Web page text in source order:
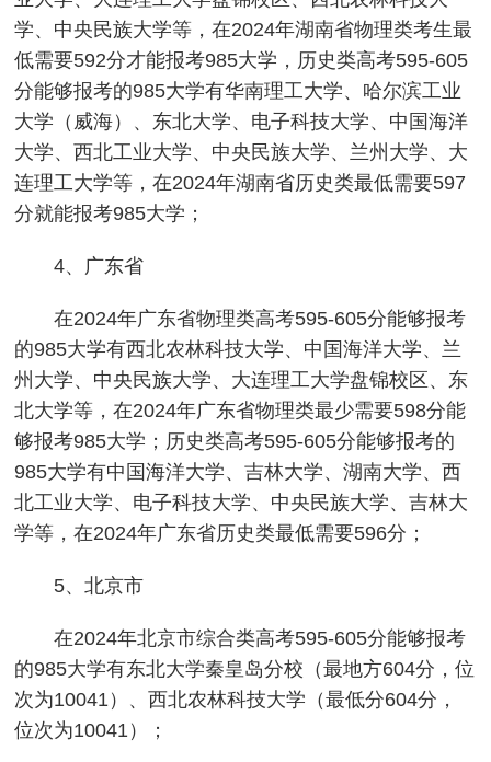
学、中央民族大学等，在2024年湖南省物理类考生最
低需要592分才能报考985大学，历史类高考595-605
分能够报考的985大学有华南理工大学、哈尔滨工业
大学（威海）、东北大学、电子科技大学、中国海洋
大学、西北工业大学、中央民族大学、兰州大学、大
连理工大学等，在2024年湖南省历史类最低需要597
分就能报考985大学；
4、广东省
在2024年广东省物理类高考595-605分能够报考
的985大学有西北农林科技大学、中国海洋大学、兰
州大学、中央民族大学、大连理工大学盘锦校区、东
北大学等，在2024年广东省物理类最少需要598分能
够报考985大学；历史类高考595-605分能够报考的
985大学有中国海洋大学、吉林大学、湖南大学、西
北工业大学、电子科技大学、中央民族大学、吉林大
学等，在2024年广东省历史类最低需要596分；
5、北京市
在2024年北京市综合类高考595-605分能够报考
的985大学有东北大学秦皇岛分校（最地方604分，位
次为10041）、西北农林科技大学（最低分604分，
位次为10041）；